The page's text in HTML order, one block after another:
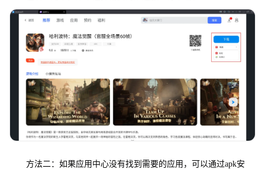
方法二：如果应用中心没有找到需要的应用，可以通过apk安